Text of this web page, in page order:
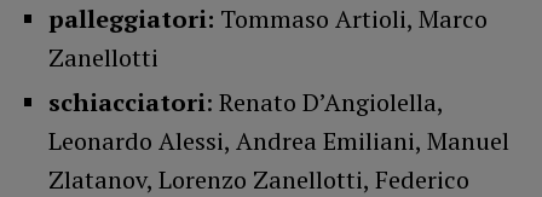
palleggiatori: Tommaso Artioli, Marco
Zanellotti
schiacciatori: Renato D’Angiolella,
Leonardo Alessi, Andrea Emiliani, Manuel
Zlatanov, Lorenzo Zanellotti, Federico